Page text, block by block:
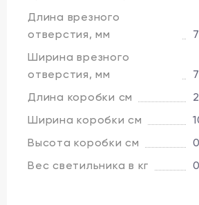
Длина врезного
отверстия, мм
Ширина врезного
отверстия, мм
Длина коробки см
Ширина коробки см
Высота коробки см
Вес светильника в кг